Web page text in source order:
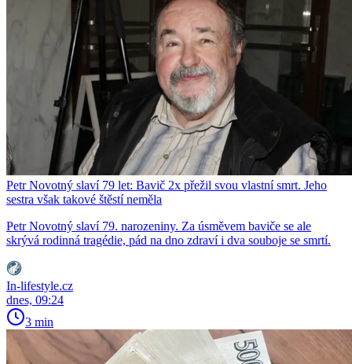
Petr Novotný slaví 79 let: Bavič 2x přežil svou vlastní smrt. Jeho
sestra však takové štěstí neměla
Petr Novotný slaví 79. narozeniny. Za úsměvem baviče se ale
skrývá rodinná tragédie, pád na dno zdraví i dva souboje se smrtí.
In-lifestyle.cz
dnes, 09:24
3 min